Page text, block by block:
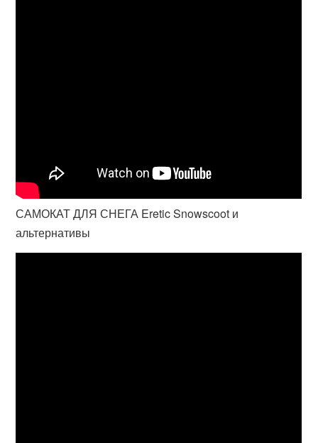
САМОКАТ ДЛЯ СНЕГА Eretic Snowscoot и
альтернативы